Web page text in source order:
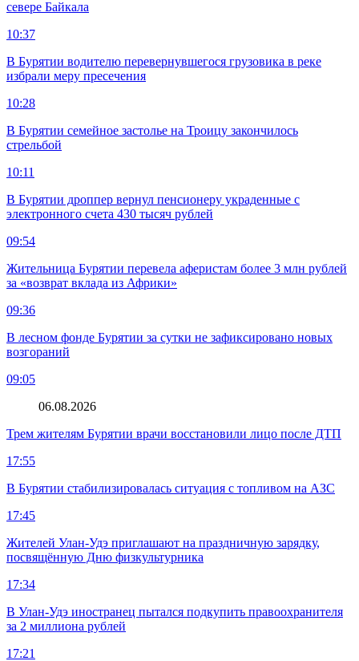
севере Байкала
10:37
В Бурятии водителю перевернувшегося грузовика в реке
избрали меру пресечения
10:28
В Бурятии семейное застолье на Троицу закончилось
стрельбой
10:11
В Бурятии дроппер вернул пенсионеру украденные с
электронного счета 430 тысяч рублей
09:54
Жительница Бурятии перевела аферистам более 3 млн рублей
за «возврат вклада из Африки»
09:36
В лесном фонде Бурятии за сутки не зафиксировано новых
возгораний
09:05
06.08.2026
Трем жителям Бурятии врачи восстановили лицо после ДТП
17:55
В Бурятии стабилизировалась ситуация с топливом на АЗС
17:45
Жителей Улан-Удэ приглашают на праздничную зарядку,
посвящённую Дню физкультурника
17:34
В Улан-Удэ иностранец пытался подкупить правоохранителя
за 2 миллиона рублей
17:21